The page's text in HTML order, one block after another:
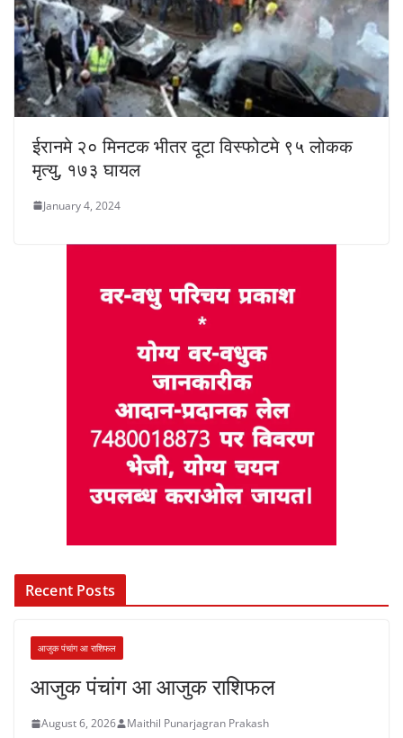
ईरानमे २० मिनटक भीतर दूटा विस्फोटमे ९५ लोकक
मृत्यु, १७३ घायल
January 4, 2024
Recent Posts
आजुक पंचांग आ राशिफल
आजुक पंचांग आ आजुक राशिफल
August 6, 2026 Maithil Punarjagran Prakash